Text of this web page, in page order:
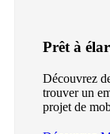
Prêt à
Découvrez
trouver un
projet de